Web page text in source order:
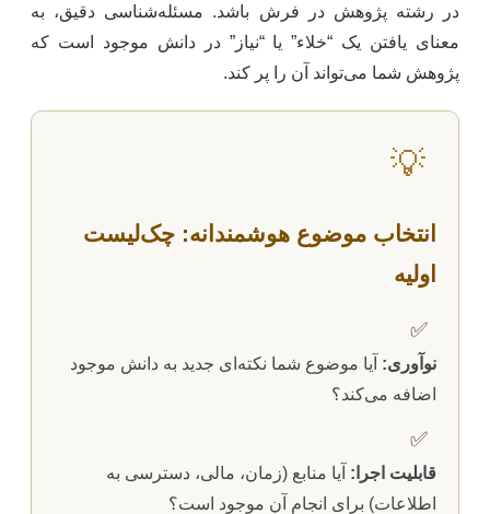
در رشته پژوهش در فرش باشد. مسئله‌شناسی دقیق، به
معنای یافتن یک “خلاء” یا “نیاز” در دانش موجود است که
پژوهش شما می‌تواند آن را پر کند.
💡
انتخاب موضوع هوشمندانه: چک‌لیست
اولیه
✅
نوآوری: آیا موضوع شما نکته‌ای جدید به دانش موجود
اضافه می‌کند؟
✅
قابلیت اجرا: آیا منابع (زمان، مالی، دسترسی به
اطلاعات) برای انجام آن موجود است؟